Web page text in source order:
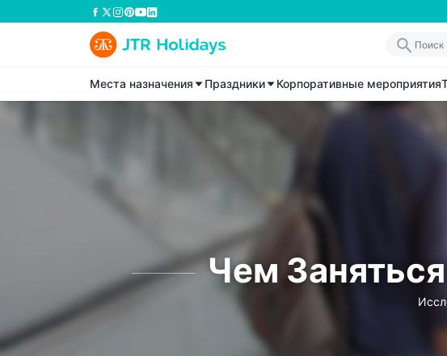
Места назначения Праздники Корпоративные мероприятия
Чем